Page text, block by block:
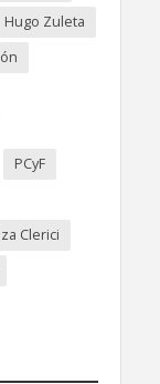
Hugo Zuleta
PCyF
Clerici